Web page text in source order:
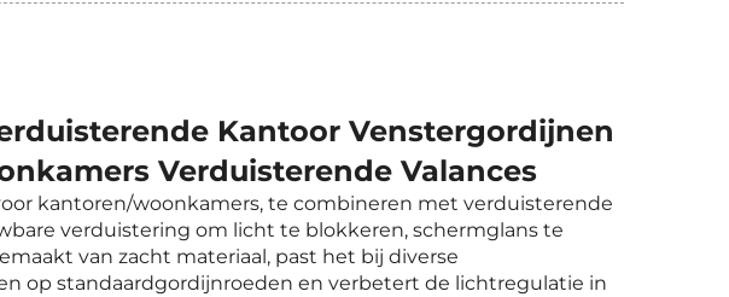
Kantoor Venstergordijnen
Verduisterende Valances
kantoren/woonkamers, te combineren met verduisterende
verduistering om licht te blokkeren, schermglans te
van zacht materiaal, past het bij diverse
op standaardgordijnroeden en verbetert de lichtregulatie in